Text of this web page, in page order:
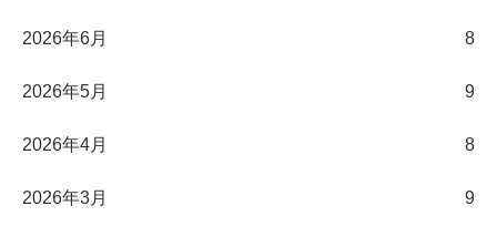
2026年6月 8
2026年5月 9
2026年4月 8
2026年3月 9